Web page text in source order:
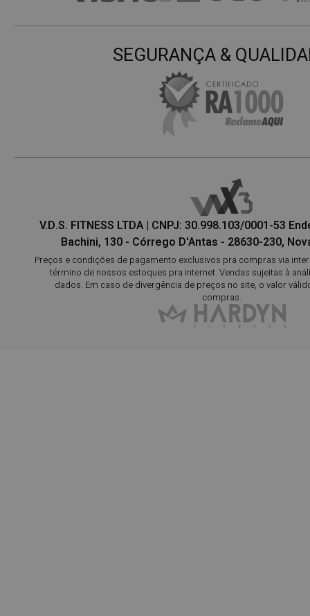
SEGURANÇA &
V.D.S. FITNESS LTDA | CNPJ: 30.998.103/0001-53
Bachini, 130 - Córrego D'Antas - 28630-230,
Preços e condições de pagamento exclusivos pra compras via
término de nossos estoques pra internet. Vendas sujeitas à
dados. Em caso de divergência de preços no site, o valor
compras.